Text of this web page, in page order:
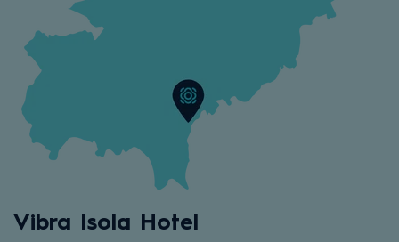
Vibra Isola Hotel